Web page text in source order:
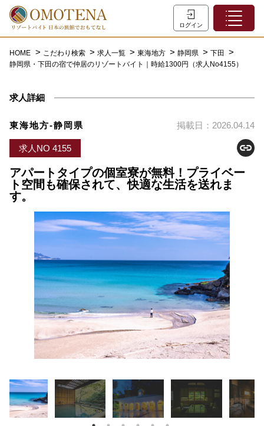
ログイン
ホーム
特集一覧
よくあるご質問
会員登録
LINEでログイン
【TEL受付】9:30～18:00 土日・祝日定休
HOME こだわり検索 求人一覧 東海地方 静岡県
下田
静岡県・下田の宿で仲居のリゾートバイト｜時給1300円（求人No4155）
求人詳細
東海地方-静岡県 掲載日：2026.04.14
求人NO 4155
アパートタイプの個室寮が無料！プライベー
ト空間も確保されて、快適な生活を送れま
す。